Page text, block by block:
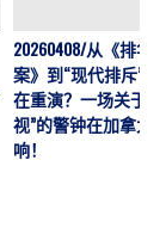
20260408/从《排华
案》到“现代排斥”历
在重演？一场关于“
视”的警钟在加拿大
响！